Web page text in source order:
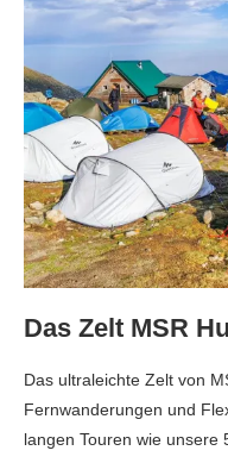
Das Zelt MSR
Das ultraleichte Zelt von
Fernwanderungen und
langen Touren wie unsere